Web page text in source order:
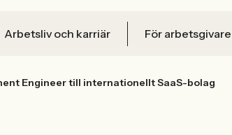
Arbetsliv och karriär För arbetsgivare
Engineer till internationellt SaaS-bolag